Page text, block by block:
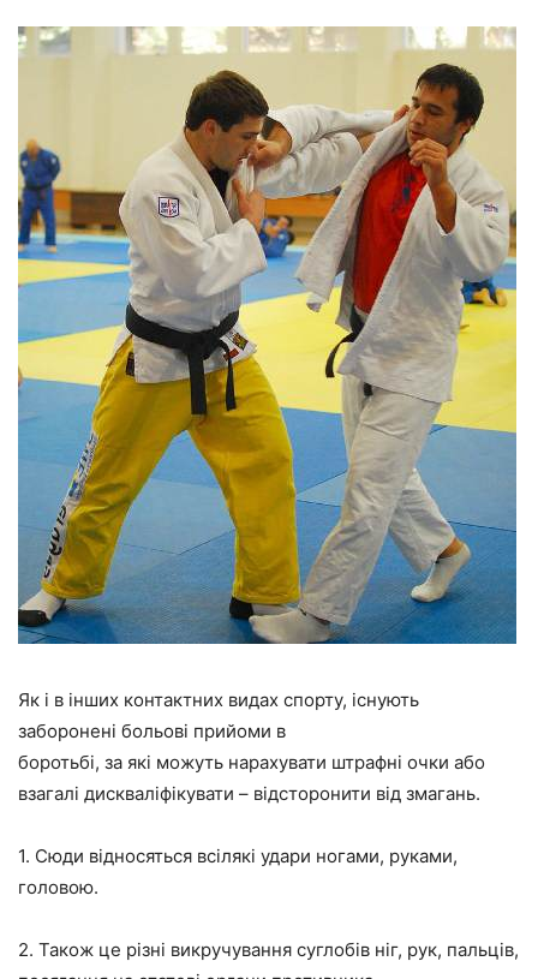
Як і в інших контактних видах спорту, існують
заборонені больові прийоми в
боротьбі, за які можуть нарахувати штрафні очки або
взагалі дискваліфікувати – відсторонити від змагань.
1. Сюди відносяться всілякі удари ногами, руками,
головою.
2. Також це різні викручування суглобів ніг, рук, пальців,